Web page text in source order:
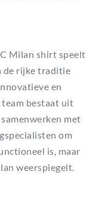
Milan shirt speelt
de rijke traditie
en
bestaat uit
met
om
is, maar
weerspiegelt.